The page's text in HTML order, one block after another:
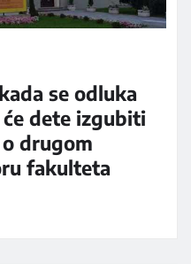
se odluka
dete izgubiti
drugom
fakulteta